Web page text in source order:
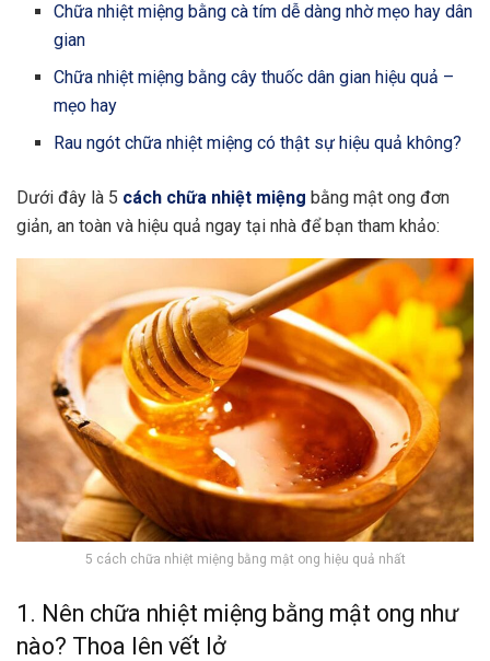
Chữa nhiệt miệng bằng cà tím dễ dàng nhờ mẹo hay dân
gian
Chữa nhiệt miệng bằng cây thuốc dân gian hiệu quả –
mẹo hay
Rau ngót chữa nhiệt miệng có thật sự hiệu quả không?
Dưới đây là 5 cách chữa nhiệt miệng bằng mật ong đơn
giản, an toàn và hiệu quả ngay tại nhà để bạn tham khảo:
5 cách chữa nhiệt miệng bằng mật ong hiệu quả nhất
1. Nên chữa nhiệt miệng bằng mật ong như
nào? Thoa lên vết lở